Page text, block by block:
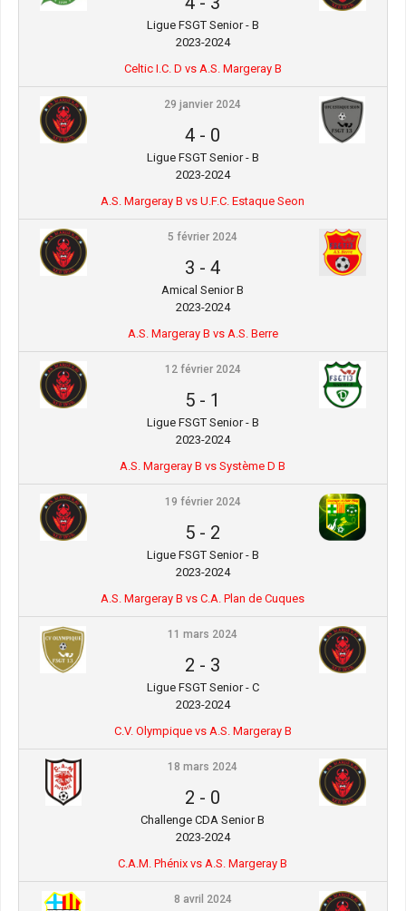
Ligue FSGT Senior - B
2023-2024
Celtic I.C. D vs A.S. Margeray B
29 janvier 2024
4 - 0
Ligue FSGT Senior - B
2023-2024
A.S. Margeray B vs U.F.C. Estaque Seon
5 février 2024
3 -4
Amical Senior B
2023-2024
A.S. Margeray B vs A.S. Berre
12 février 2024
5 - 1
Ligue FSGT Senior - B
2023-2024
A.S. Margeray B vs Système D B
19 février 2024
5 - 2
Ligue FSGT Senior - B
2023-2024
A.S. Margeray B vs C.A. Plan de Cuques
11 mars 2024
2 - 3
Ligue FSGT Senior - C
2023-2024
C.V. Olympique vs A.S. Margeray B
18 mars 2024
2 - 0
Challenge CDA Senior B
2023-2024
C.A.M. Phénix vs A.S. Margeray B
8 avril 2024